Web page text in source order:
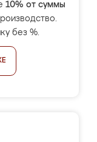
10% от суммы
без %.